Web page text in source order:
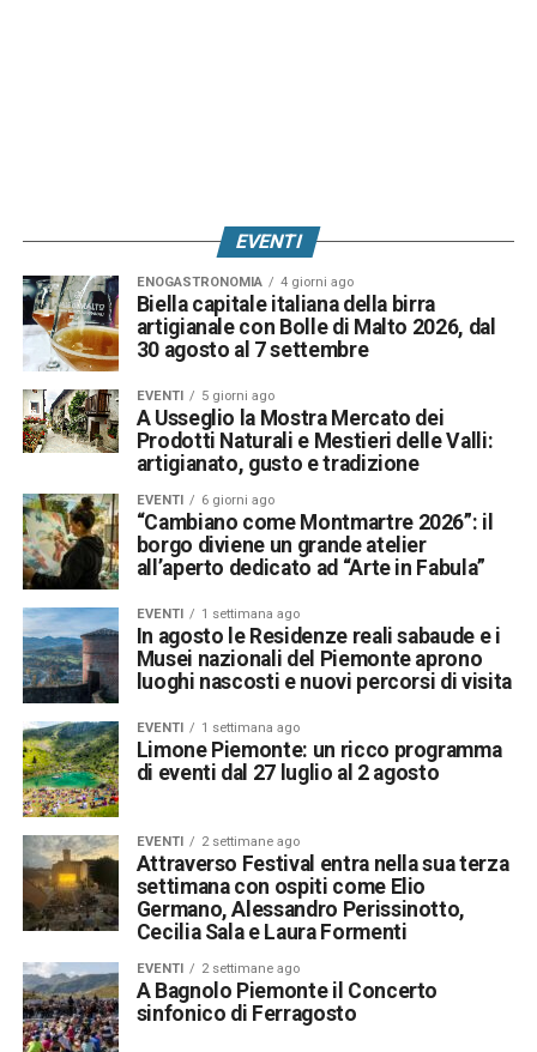
EVENTI
ENOGASTRONOMIA 4 giorni ago
Biella capitale italiana della birra
artigianale con Bolle di Malto 2026, dal
30 agosto al 7 settembre
EVENTI 5 giorni ago
A Usseglio la Mostra Mercato dei
Prodotti Naturali e Mestieri delle Valli:
artigianato, gusto e tradizione
EVENTI 6 giorni ago
“Cambiano come Montmartre 2026”: il
borgo diviene un grande atelier
all’aperto dedicato ad “Arte in Fabula”
EVENTI 1 settimana ago
In agosto le Residenze reali sabaude e i
Musei nazionali del Piemonte aprono
luoghi nascosti e nuovi percorsi di visita
EVENTI 1 settimana ago
Limone Piemonte: un ricco programma
di eventi dal 27 luglio al 2 agosto
EVENTI 2 settimane ago
Attraverso Festival entra nella sua terza
settimana con ospiti come Elio
Germano, Alessandro Perissinotto,
Cecilia Sala e Laura Formenti
EVENTI 2 settimane ago
A Bagnolo Piemonte il Concerto
sinfonico di Ferragosto